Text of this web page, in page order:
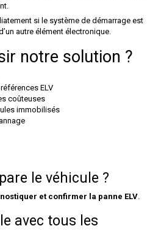
si le système de démarrage est
autre élément électronique.
notre solution ?
ELV
coûteuses
immobilisés
le véhicule ?
et confirmer la panne ELV.
avec tous les